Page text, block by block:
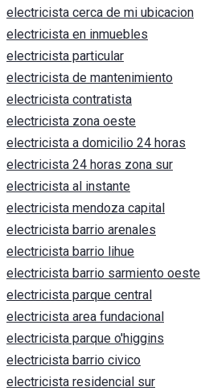
electricista cerca de mi ubicacion
electricista en inmuebles
electricista particular
electricista de mantenimiento
electricista contratista
electricista zona oeste
electricista a domicilio 24 horas
electricista 24 horas zona sur
electricista al instante
electricista mendoza capital
electricista barrio arenales
electricista barrio lihue
electricista barrio sarmiento oeste
electricista parque central
electricista area fundacional
electricista parque o'higgins
electricista barrio civico
electricista residencial sur